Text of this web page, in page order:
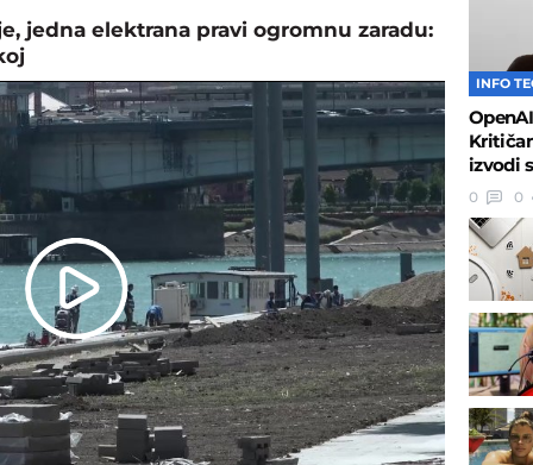
jedna elektrana pravi ogromnu zaradu:
Play
Video
INFO
izvodi
0 0